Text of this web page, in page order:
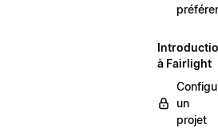
à Fairlight
un
projet